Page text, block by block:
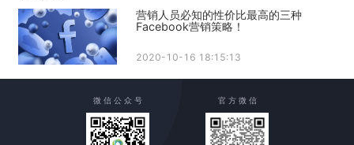
营销人员必知的性价比最高的三种
Facebook营销策略！
2020-10-16 18:15:13
微 信 公 众 号 官 方 微 信